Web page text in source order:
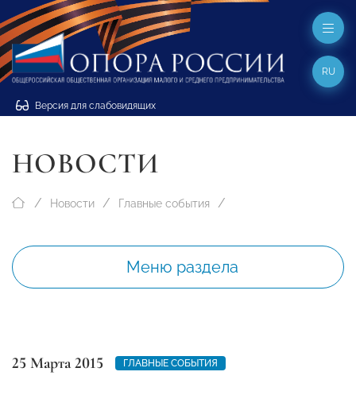
Версия для слабовидящих
RU
НОВОСТИ
Новости Главные события
Меню раздела
25 Марта 2015 ГЛАВНЫЕ СОБЫТИЯ